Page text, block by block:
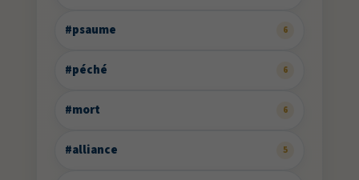
#psaume 6
#péché 6
#mort 6
#alliance 5